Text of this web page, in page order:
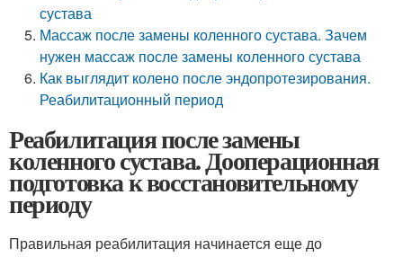
сустава
Массаж после замены коленного сустава. Зачем
нужен массаж после замены коленного сустава
Как выглядит колено после эндопротезирования.
Реабилитационный период
Реабилитация после замены
коленного сустава. Дооперационная
подготовка к восстановительному
периоду
Правильная реабилитация начинается еще до